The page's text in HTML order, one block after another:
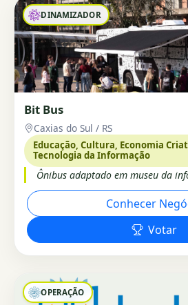
DINAMIZADOR
Bit Bus
Caxias do Sul / RS
Educação, Cultura, Economia
Tecnologia da Informação
Ônibus adaptado em museu da
Conhecer
Votar
OPERAÇÃO